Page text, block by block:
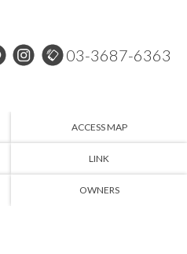
03-3687-6363
ACCESS MAP
LINK
OWNERS